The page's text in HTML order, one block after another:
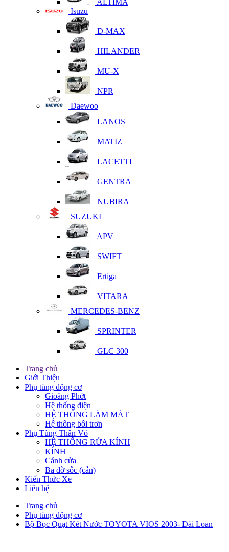
ALTIMA
Isuzu
D-MAX
HILANDER
MU-X
NPR
Daewoo
LANOS
MATIZ
LACETTI
GENTRA
NUBIRA
SUZUKI
APV
SWIFT
Ertiga
VITARA
MERCEDES-BENZ
SPRINTER
GLC 300
Trang chủ
Giới Thiệu
Phụ tùng động cơ
Gioăng Phớt
Hệ thống điện
HỆ THỐNG LÀM MÁT
Hệ thống bôi trơn
Phụ Tùng Thân Vỏ
HỆ THỐNG RỬA KÍNH
KÍNH
Cánh cửa
Ba đờ sốc (cản)
Kiến Thức Xe
Liên hệ
Trang chủ
Phụ tùng động cơ
Bộ Bọc Quạt Két Nước TOYOTA VIOS 2003- Đài Loan